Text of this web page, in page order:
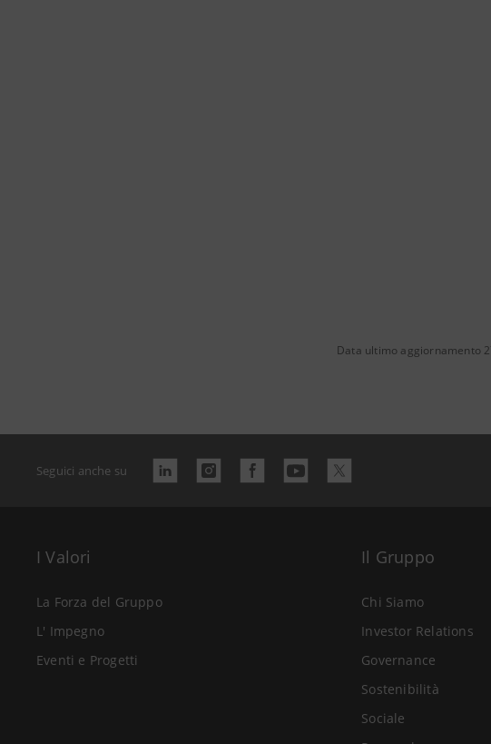
Data ultimo aggiornamento
Seguici anche su
I Valori
La Forza del Gruppo
L' Impegno
Eventi e Progetti
Il Gruppo
Chi Siamo
Investor Relations
Governance
Sostenibilità
Sociale